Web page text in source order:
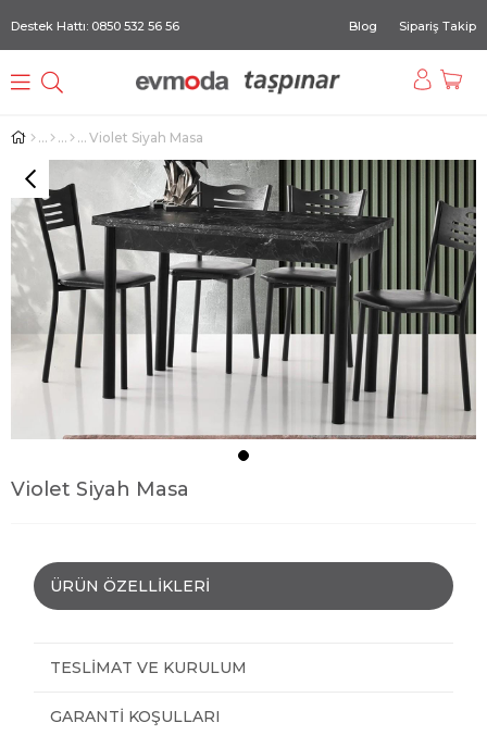
Destek Hattı: 0850 532 56 56 Blog Sipariş Takip
Violet Siyah Masa
Violet Siyah Masa
ÜRÜN ÖZELLIKLERI
TESLIMAT VE KURULUM
GARANTI KOŞULLARI